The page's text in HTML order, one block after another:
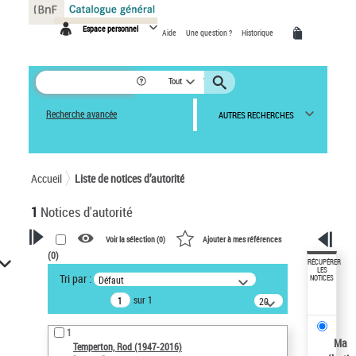
Espace personnel Aide Une question ? Historique
Tout
Recherche avancée AUTRES RECHERCHES
Accueil Liste de notices d’autorité
1 Notices d'autorité
VOTRE RECHERCHE
Recherche avancée dans les
notices d’autorité
Œuvres liées à l'auteur :
Temperton, Rod (1947-2016)
Voir la sélection (0) Ajouter à mes références
(0)
Tri par : Défaut
sur 1
20
résultats/page
1
Temperton, Rod (1947-2016)
RÉCUPÉRER
LES
NOTICES
Ma
Panneau de gestion des cookies